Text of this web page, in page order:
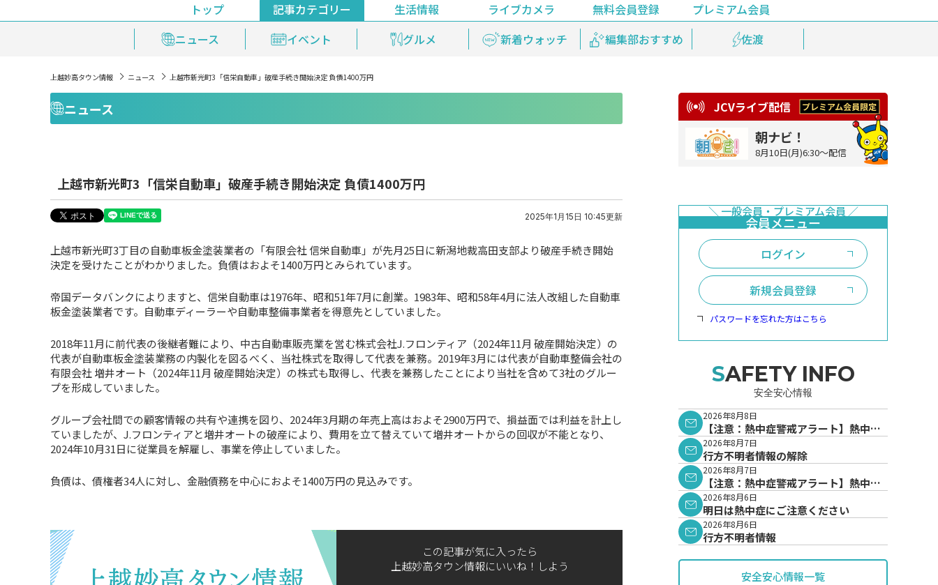
トップ
記事カテゴリー
ニュース
イベント グルメ 新着ウォッチ 編集部おすすめ 佐渡
生活情報
おくやみ情報
安全安心情報 天気 上越妙高百景 鉄道情報
ライブカメラ 無料会員登録
プレミアム会員
ライブ配信
見逃し配信 プレミアム会員登録
上越妙高タウン情報 ニュース 上越市新光町3「信栄自動車」破産手続き開始決定 負債1400万円
ニュース
上越市新光町3「信栄自動車」破産手続き開始決定 負債1400万円
2025年1月15日 10:45更新
上越市新光町3丁目の自動車板金塗装業者の「有限会社 信栄自動車」が先月25日に新潟地裁高田支部より破産手続き開始
決定を受けたことがわかりました。負債はおよそ1400万円とみられています。
帝国データバンクによりますと、信栄自動車は1976年、昭和51年7月に創業。1983年、昭和58年4月に法人改組した自動車
板金塗装業者です。自動車ディーラーや自動車整備事業者を得意先としていました。
2018年11月に前代表の後継者難により、中古自動車販売業を営む株式会社J.フロンティア（2024年11月 破産開始決定）の
代表が自動車板金塗装業務の内製化を図るべく、当社株式を取得して代表を兼務。2019年3月には代表が自動車整備会社の
有限会社 増井オート（2024年11月 破産開始決定）の株式も取得し、代表を兼務したことにより当社を含めて3社のグルー
プを形成していました。
グループ会社間での顧客情報の共有や連携を図り、2024年3月期の年売上高はおよそ2900万円で、損益面では利益を計上し
ていましたが、J.フロンティアと増井オートの破産により、費用を立て替えていて増井オートからの回収が不能となり、
2024年10月31日に従業員を解雇し、事業を停止していました。
負債は、債権者34人に対し、金融債務を中心におよそ1400万円の見込みです。
この記事が気に入ったら
上越妙高タウン情報にいいね！しよう
JCVライブ配信
朝ナビ！
8月10日(月)6:30～配信
ログイン
新規会員登録
パスワードを忘れた方はこちら
SAFETY INFO
安全安心情報
2026年8月8日
【注意：熱中症警戒アラート】熱中症
警戒アラートが発表されています。
2026年8月7日
行方不明者情報の解除
2026年8月7日
【注意：熱中症警戒アラート】熱中症
警戒アラートが発表されています。
2026年8月6日
明日は熱中症にご注意ください
2026年8月6日
行方不明者情報
安全安心情報一覧